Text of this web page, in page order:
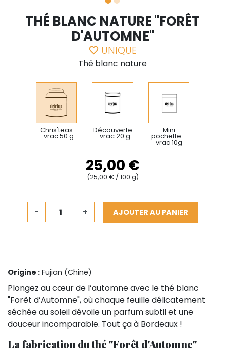
THÉ BLANC NATURE "FORÊT
D'AUTOMNE"
favorite_border UNIQUE
Thé blanc nature
Chris'teas
- vrac 50 g
Découverte
- vrac 20 g
Mini
pochette -
vrac 10g
25,00 €
(25,00 € / 100 g)
- + AJOUTER AU PANIER
Origine : Fujian (Chine)
Plongez au cœur de l’automne avec le thé blanc
"Forêt d’Automne", où chaque feuille délicatement
séchée au soleil dévoile un parfum subtil et une
douceur incomparable. Tout ça à Bordeaux !
La fabrication du thé "Forêt d'Automne"